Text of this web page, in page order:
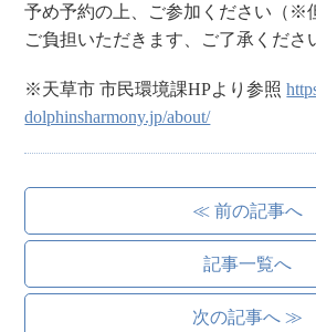
予め予約の上、ご参加ください（※
ご負担いただきます、ご了承くださ
※天草市 市民環境課HPより参照
dolphinsharmony.jp/about/
≪ 前の記事へ
記事一覧へ
次の記事へ ≫